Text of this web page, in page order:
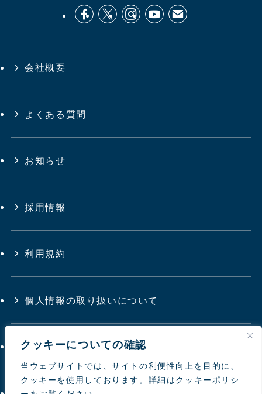
クッキーについての確認
当ウェブサイトでは、サイトの利便性向上を目的に、
クッキーを使用しております。詳細はクッキーポリシ
会社概要
よくある質問
お知らせ
採用情報
利用規約
個人情報の取り扱いについて
サイトマップ